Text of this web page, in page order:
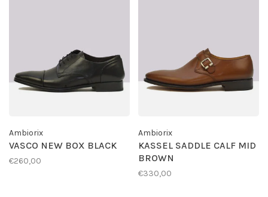
Ambiorix
VASCO NEW BOX BLACK
€260,00
Ambiorix
KASSEL SADDLE CALF MID
BROWN
€330,00